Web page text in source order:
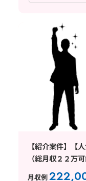
【紹介案件】【
（総月収２２万
／未経験者活躍中
月収例